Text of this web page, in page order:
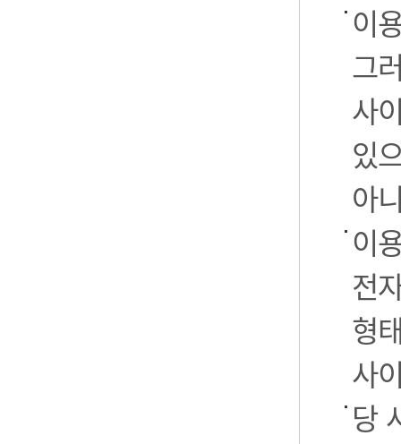
이
그
사
있
아
이
전
형
사
당